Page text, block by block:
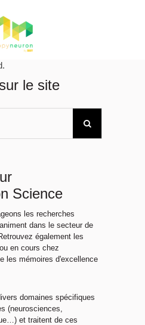
le site
Science
les recherches
dans le secteur de
également les
en cours chez
les mémoires d'excellence
domaines spécifiques
(neurosciences,
et traitent de ces